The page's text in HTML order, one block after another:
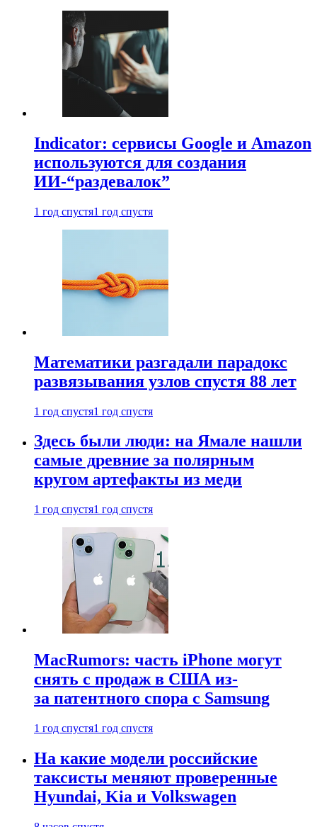
Indicator: сервисы Google и Amazon
используются для создания
ИИ-“раздевалок”
1 год спустя1 год спустя
Математики разгадали парадокс
развязывания узлов спустя 88 лет
1 год спустя1 год спустя
Здесь были люди: на Ямале нашли
самые древние за полярным
кругом артефакты из меди
1 год спустя1 год спустя
MacRumors: часть iPhone могут
снять с продаж в США из-
за патентного спора с Samsung
1 год спустя1 год спустя
На какие модели российские
таксисты меняют проверенные
Hyundai, Kia и Volkswagen